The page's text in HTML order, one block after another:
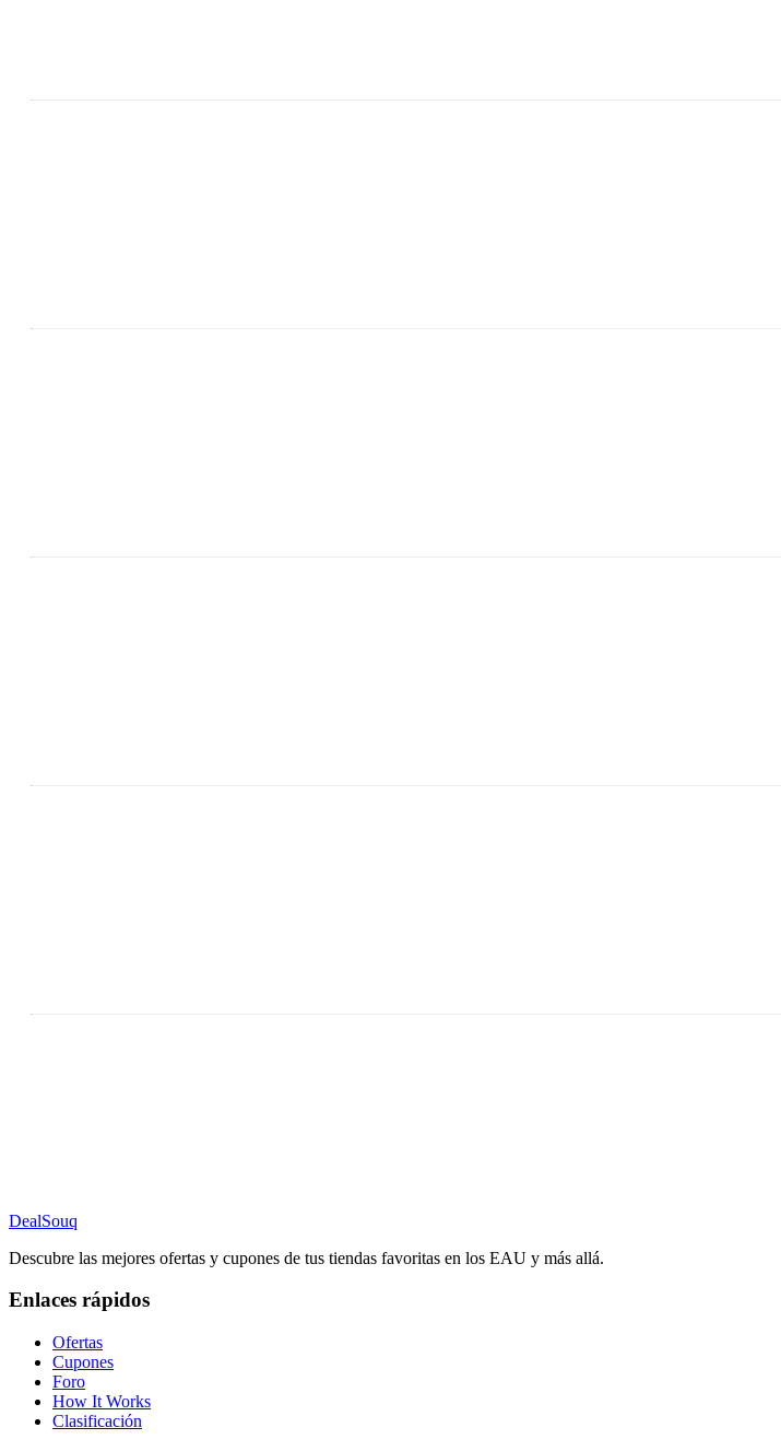
DealSouq
Descubre las mejores ofertas y cupones de tus tiendas favoritas en los EAU y más allá.
Enlaces rápidos
Ofertas
Cupones
Foro
How It Works
Clasificación